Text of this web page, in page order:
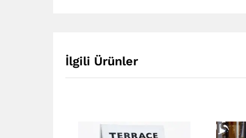
İlgili Ürünler